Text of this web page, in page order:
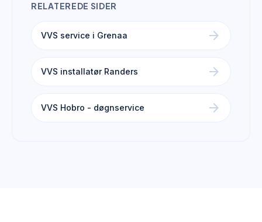
RELATEREDE SIDER
VVS service i Grenaa arrow_forward
VVS installatør Randers arrow_forward
VVS Hobro - døgnservice arrow_forward